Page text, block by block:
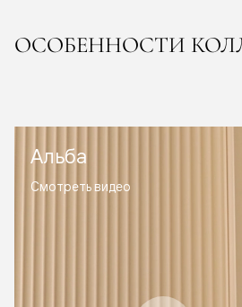
ОСОБЕННОСТИ
Альба
Смотреть видео